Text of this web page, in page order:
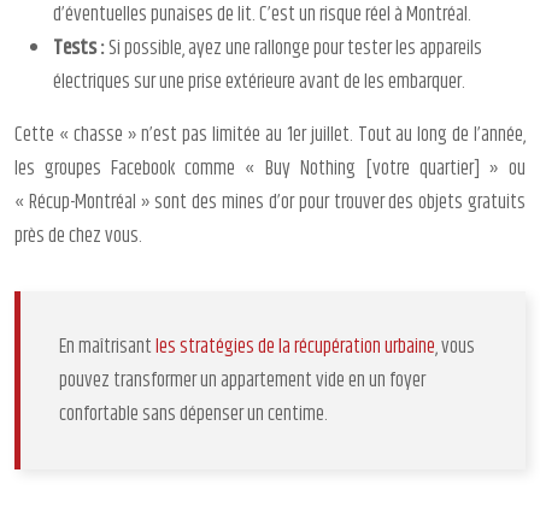
d’éventuelles punaises de lit. C’est un risque réel à Montréal.
Tests :Si possible, ayez une rallonge pour tester les appareils
électriques sur une prise extérieure avant de les embarquer.
Cette « chasse » n’est pas limitée au 1er juillet. Tout au long de l’année,
les groupes Facebook comme « Buy Nothing [votre quartier] » ou
« Récup-Montréal » sont des mines d’or pour trouver des objets gratuits
près de chez vous.
En maîtrisantles stratégies de la récupération urbaine, vous
pouvez transformer un appartement vide en un foyer
confortable sans dépenser un centime.